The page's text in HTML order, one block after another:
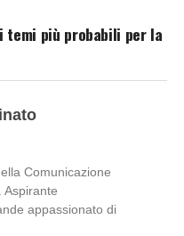
temi più probabili per la
Comunicazione
Aspirante
appassionato di